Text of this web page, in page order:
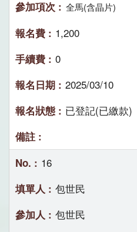
全馬(含晶片)
1,200
0
2025/03/10
已登記(已繳款)
16
包世民
包世民